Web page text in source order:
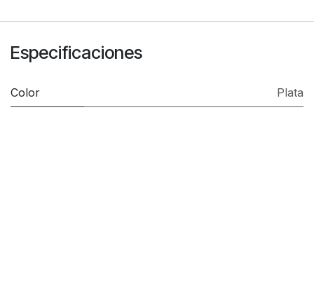
Especificaciones
Color Plata